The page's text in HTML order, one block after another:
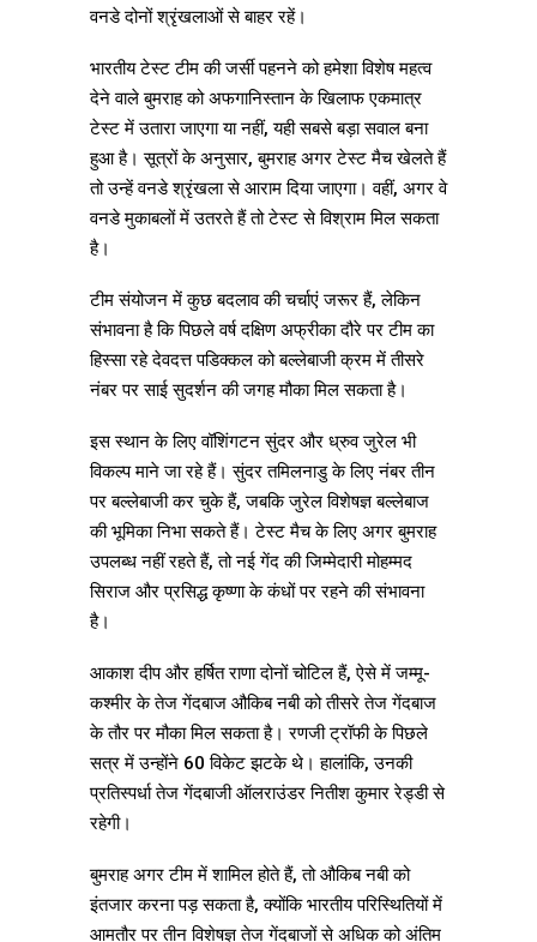
वनडे दोनों श्रृंखलाओं से बाहर रहें।
भारतीय टेस्ट टीम की जर्सी पहनने को हमेशा विशेष महत्व
देने वाले बुमराह को अफगानिस्तान के खिलाफ एकमात्र
टेस्ट में उतारा जाएगा या नहीं, यही सबसे बड़ा सवाल बना
हुआ है। सूत्रों के अनुसार, बुमराह अगर टेस्ट मैच खेलते हैं
तो उन्हें वनडे श्रृंखला से आराम दिया जाएगा। वहीं, अगर वे
वनडे मुकाबलों में उतरते हैं तो टेस्ट से विश्राम मिल सकता
है।
टीम संयोजन में कुछ बदलाव की चर्चाएं जरूर हैं, लेकिन
संभावना है कि पिछले वर्ष दक्षिण अफ्रीका दौरे पर टीम का
हिस्सा रहे देवदत्त पडिक्कल को बल्लेबाजी क्रम में तीसरे
नंबर पर साई सुदर्शन की जगह मौका मिल सकता है।
इस स्थान के लिए वॉशिंगटन सुंदर और ध्रुव जुरेल भी
विकल्प माने जा रहे हैं। सुंदर तमिलनाडु के लिए नंबर तीन
पर बल्लेबाजी कर चुके हैं, जबकि जुरेल विशेषज्ञ बल्लेबाज
की भूमिका निभा सकते हैं। टेस्ट मैच के लिए अगर बुमराह
उपलब्ध नहीं रहते हैं, तो नई गेंद की जिम्मेदारी मोहम्मद
सिराज और प्रसिद्ध कृष्णा के कंधों पर रहने की संभावना
है।
आकाश दीप और हर्षित राणा दोनों चोटिल हैं, ऐसे में जम्मू-
कश्मीर के तेज गेंदबाज औकिब नबी को तीसरे तेज गेंदबाज
के तौर पर मौका मिल सकता है। रणजी ट्रॉफी के पिछले
सत्र में उन्होंने 60 विकेट झटके थे। हालांकि, उनकी
प्रतिस्पर्धा तेज गेंदबाजी ऑलराउंडर नितीश कुमार रेड्डी से
रहेगी।
बुमराह अगर टीम में शामिल होते हैं, तो औकिब नबी को
इंतजार करना पड़ सकता है, क्योंकि भारतीय परिस्थितियों में
आमतौर पर तीन विशेषज्ञ तेज गेंदबाजों से अधिक को अंतिम